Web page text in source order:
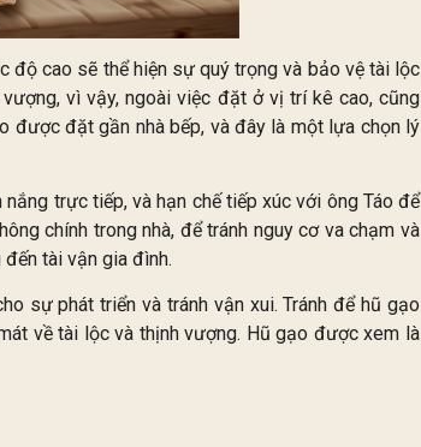
độ cao sẽ thể hiện sự quý trọng và bảo vệ tài lộc
vì vậy, ngoài việc đặt ở vị trí kê cao, cũng
được đặt gần nhà bếp, và đây là một lựa chọn lý
trực tiếp, và hạn chế tiếp xúc với ông Táo để
chính trong nhà, để tránh nguy cơ va chạm và
tài vận gia đình.
sự phát triển và tránh vận xui. Tránh để hũ gạo
về tài lộc và thịnh vượng. Hũ gạo được xem là